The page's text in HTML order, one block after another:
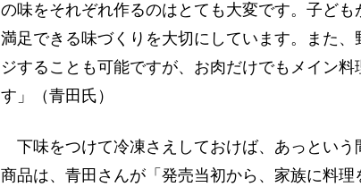
の味をそれぞれ作るのはとても大変です。子ど
満足できる味づくりを大切にしています。また
ジすることも可能ですが、お肉だけでもメイン
す」（青田氏）
下味をつけて冷凍さえしておけば、あっという
商品は、青田さんが「発売当初から、家族に料